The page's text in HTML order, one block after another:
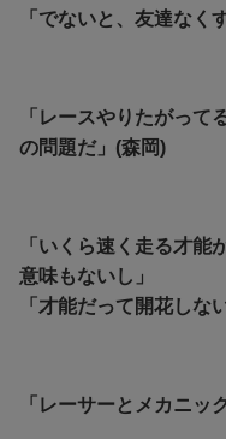
「でないと、友達な
「レースやりたがって
の問題だ」(森岡)
「いくら速く走る才能
意味もないし」
「才能だって開花しな
「レーサーとメカニッ